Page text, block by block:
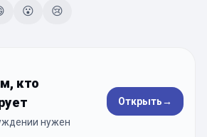
😮 😢
кто
нужен
Открыть→